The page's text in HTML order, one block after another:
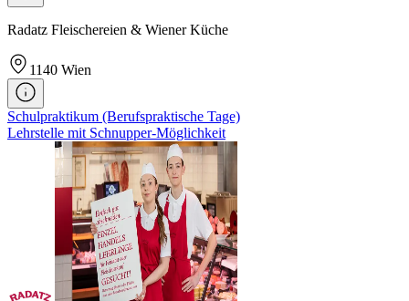
Radatz Fleischereien & Wiener Küche
1140 Wien
Schulpraktikum (Berufspraktische Tage)
Lehrstelle mit Schnupper-Möglichkeit